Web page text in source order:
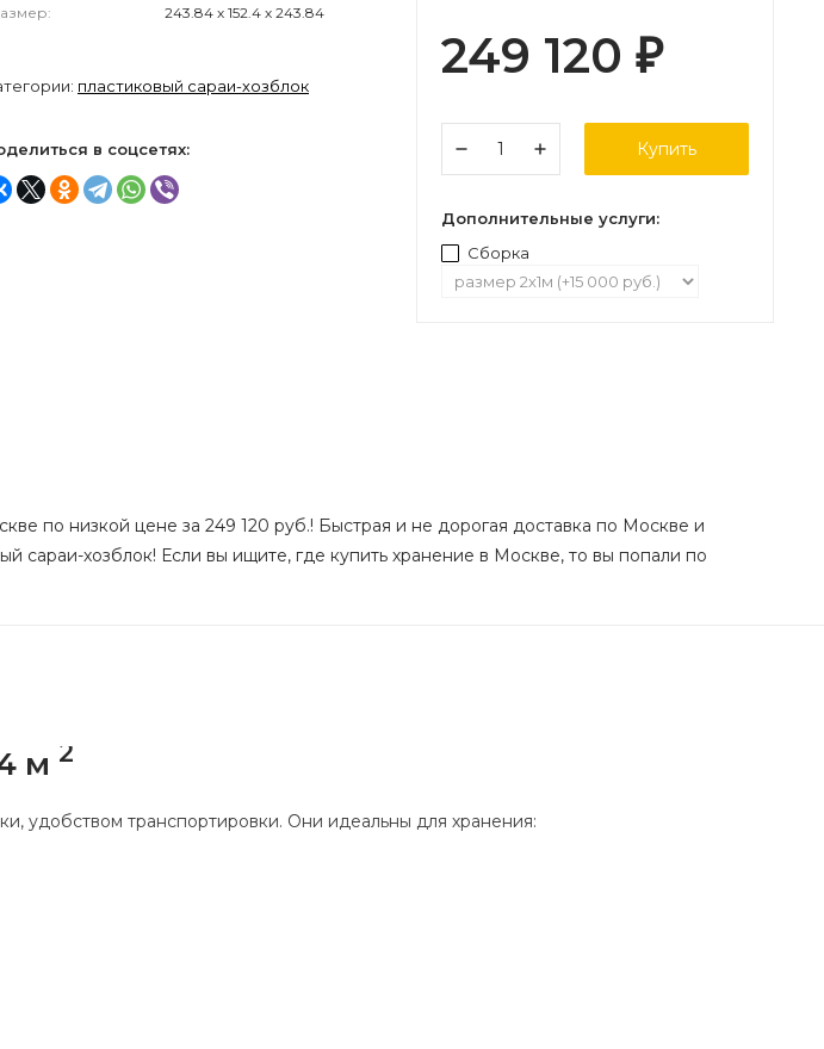
243.84 х 152.4 х 243.84
пластиковый сараи-хозблок
в соцсетях:
249 120 ₽
Купить
Дополнительные услуги:
Сборка
по низкой цене за 249 120 руб.! Быстрая и не дорогая доставка по Москве и
сараи-хозблок! Если вы ищите, где купить хранение в Москве, то вы попали по
м 2
удобством транспортировки. Они идеальны для хранения: